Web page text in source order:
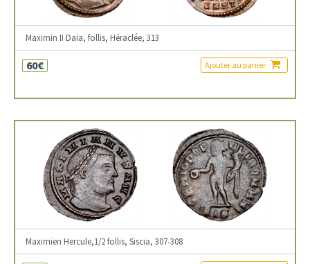
Maximin II Daia, follis, Héraclée, 313
60€ Ajouter au panier
Maximien Hercule,1/2 follis, Siscia, 307-308